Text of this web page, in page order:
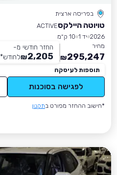
בפריסה ארצית
טויוטה היילקסACTIVE
2026 יד 1
10 ק״מ
מחיר
295,247
₪
החזר חודשי מ-
2,205
₪לחודש*
תוספות לעיסקה
לפגישה בסוכנות
*חישוב ההחזר מפורט בתקנון